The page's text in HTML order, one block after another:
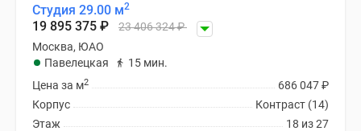
Студия 29.00 м2
19 895 375 ₽ 23 406 324₽
Москва, ЮАО
Павелецкая
15 мин.
686 047₽
Цена за м2
Контраст (14)
Корпус
18 из 27
Этаж